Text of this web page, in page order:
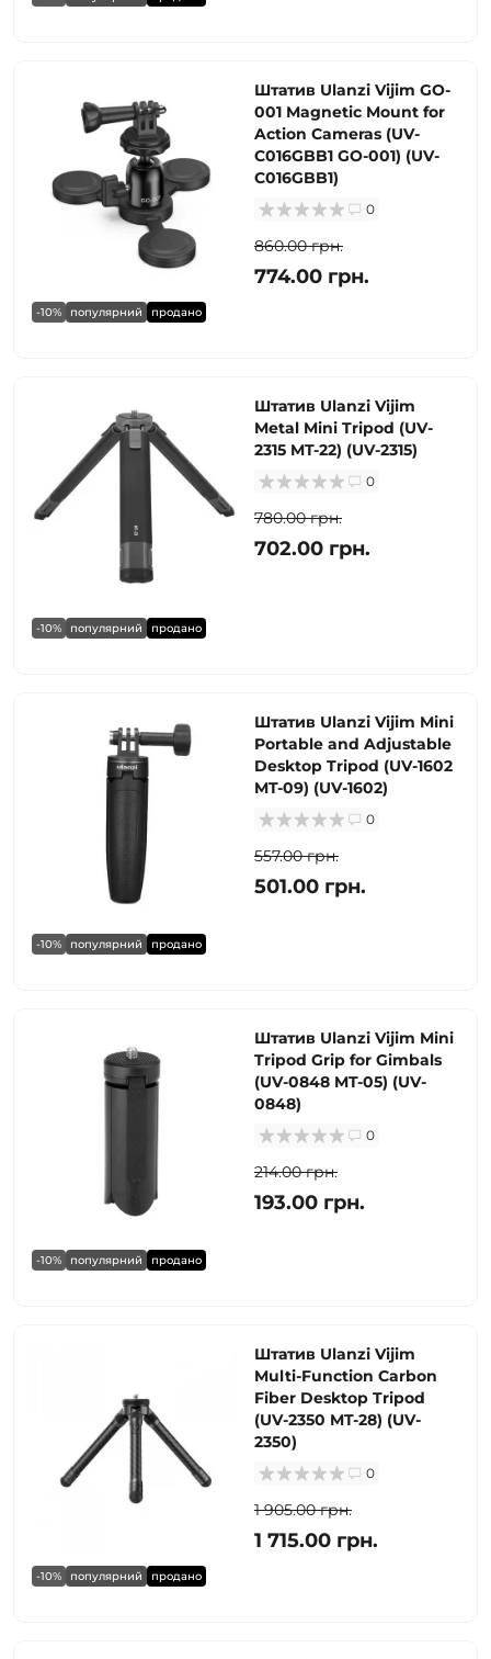
-10% популярний продано
Штатив Ulanzi Vijim GO-
001 Magnetic Mount for
Action Cameras (UV-
C016GBB1 GO-001) (UV-
C016GBB1)
0
860.00 грн.
774.00 грн.
-10% популярний продано
Штатив Ulanzi Vijim
Metal Mini Tripod (UV-
2315 MT-22) (UV-2315)
0
780.00 грн.
702.00 грн.
-10% популярний продано
Штатив Ulanzi Vijim Mini
Portable and Adjustable
Desktop Tripod (UV-1602
MT-09) (UV-1602)
0
557.00 грн.
501.00 грн.
-10% популярний продано
Штатив Ulanzi Vijim Mini
Tripod Grip for Gimbals
(UV-0848 MT-05) (UV-
0848)
0
214.00 грн.
193.00 грн.
-10% популярний продано
Штатив Ulanzi Vijim
Multi-Function Carbon
Fiber Desktop Tripod
(UV-2350 MT-28) (UV-
2350)
0
1 905.00 грн.
1 715.00 грн.